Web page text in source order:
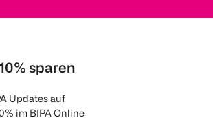
sparen
Updates auf
im BIPA Online